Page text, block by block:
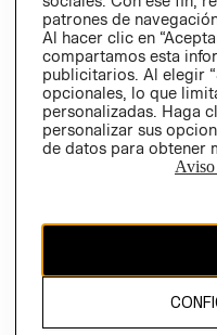
El contenido de esta página
patrones de
Al hacer clic en
compartamos esta
publicitarios. Al elegir
opcionales, lo que
personalizadas. Haga
personalizar sus
de datos para obtener
Aviso